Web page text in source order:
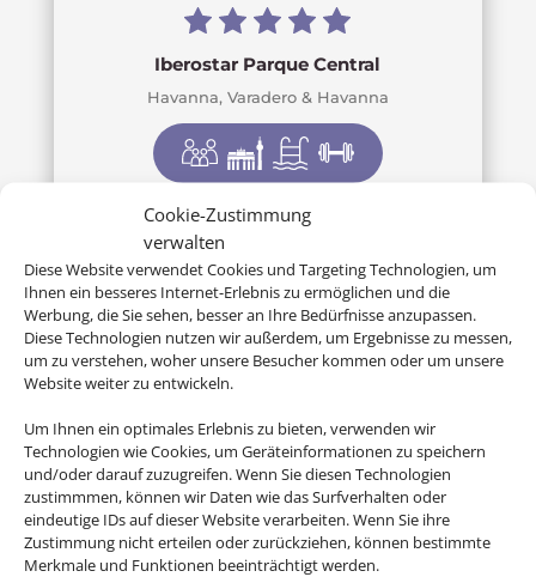
Cookie-Zustimmung
verwalten
Diese Website verwendet Cookies und Targeting Technologien, um
Ihnen ein besseres Internet-Erlebnis zu ermöglichen und die
Werbung, die Sie sehen, besser an Ihre Bedürfnisse anzupassen.
Diese Technologien nutzen wir außerdem, um Ergebnisse zu messen,
um zu verstehen, woher unsere Besucher kommen oder um unsere
Website weiter zu entwickeln.
Um Ihnen ein optimales Erlebnis zu bieten, verwenden wir
Technologien wie Cookies, um Geräteinformationen zu speichern
und/oder darauf zuzugreifen. Wenn Sie diesen Technologien
zustimmmen, können wir Daten wie das Surfverhalten oder
eindeutige IDs auf dieser Website verarbeiten. Wenn Sie ihre
Zustimmung nicht erteilen oder zurückziehen, können bestimmte
Merkmale und Funktionen beeinträchtigt werden.
Iberostar Parque Central
Havanna, Varadero & Havanna
ab 865 €
Sunprime Kamala Beach Resort
Kamala Beach, Phuket